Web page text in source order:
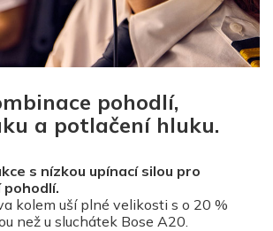
pohodlí,
a potlačení hluku.
s nízkou upínací silou pro
pohodlí.
kolem uší plné velikosti s o 20 %
než u sluchátek Bose A20.